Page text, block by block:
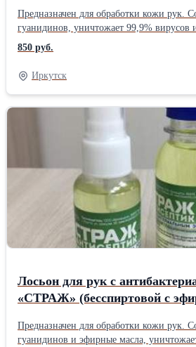
Предназначен для обработки кожи рук. Содержит производные
гуанидинов, уничтожает 99,9% вирусов
за 30 секунд; увлажняет и смягчает кожу,
пролонгируя эффект на протяжении не
Продукция соответсвует ГОСТ 31679-
ассортименте - от 50 мл до 20
Собственное производство
850 руб.
Иркутск
Лосьон для рук с
«СТРАЖ» (бесспиртовой с
Предназначен для обработки кожи рук. Содержит производные
гуанидинов и эфирные масла,